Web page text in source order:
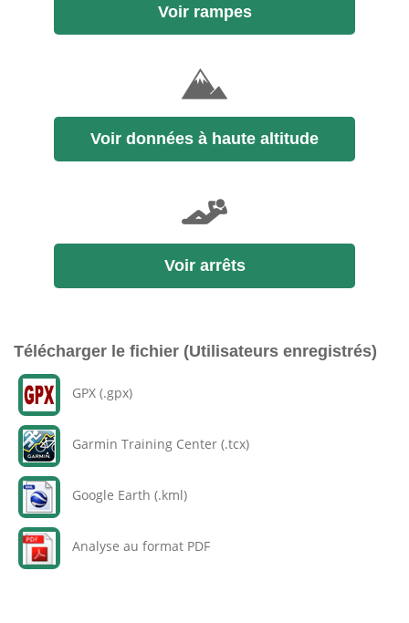
Voir rampes
Voir données à haute altitude
Voir arrêts
Télécharger le fichier (Utilisateurs enregistrés)
GPX (.gpx)
Garmin Training Center (.tcx)
Google Earth (.kml)
Analyse au format PDF